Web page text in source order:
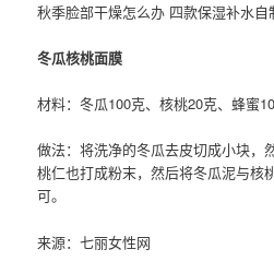
秋季脸部干燥怎么办 四款保湿补水自
冬瓜核桃面膜
材料：冬瓜100克、核桃20克、蜂蜜
做法：将洗净的冬瓜去皮切成小块，
桃仁也打成粉末，然后将冬瓜泥与核
可。
来源：七丽女性网